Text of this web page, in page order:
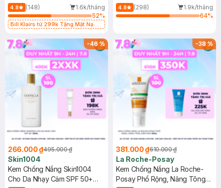
4.8 (148)
1.6k/tháng
52%
Bill Klairs từ 299k Tặng Mặt Nạ
25ml (SL Có Hạn)
400ml
4.8 (298)
1.9k/tháng
64%
-46%
266.000 ₫495.000 ₫
Skin1004
Kem Chống Nắng Skin1004
Cho Da Nhạy Cảm SPF 50+
-38%
381.000 ₫610.000 ₫
La Roche-Posay
Kem Chống Nắng La Roche-
Posay Phổ Rộng, Nâng Tông